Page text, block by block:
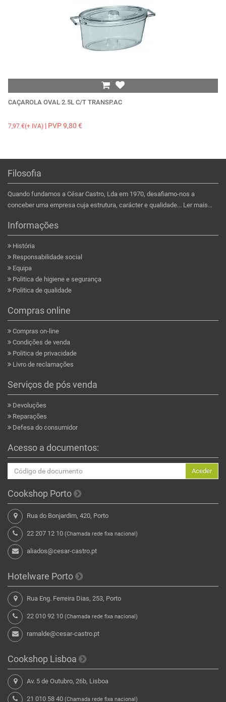
CAÇAROLA OVAL 2.5L C/T TRANSP.AC
7,97 €(+ IVA) | PVP 9,80 €
Filosofia
Quando fundamos a César Castro, Lda em 1970, desafiamo-nos a
conceber uma empresa cuja estrutura, carácter e qualidade... Ler mais...
Informações
História
Responsabilidade social
Equipa
Politica de higiene e segurança
Politica de qualidade
Compras online
Compras on-line
Condições de venda
Politica de privacidade
Livro de reclamações
Serviços de pós venda
Devoluções
Reparações
Defesa do consumidor
Acesso a documentos:
Aceder
Cookshop Porto
Rua do Bonjardim, 420, Porto
22 207 12 10 (Chamada rede fixa nacional)
aliados@cesar-castro.pt
Hotelware Porto
Rua Eng. Ferreira Dias, 253, Porto
22 010 92 10 (Chamada rede fixa nacional)
ramalde@cesar-castro.pt
Cookshop Lisboa
Av. 5 de Outubro, 26b, Lisboa
21 010 58 40 (Chamada rede fixa nacional)